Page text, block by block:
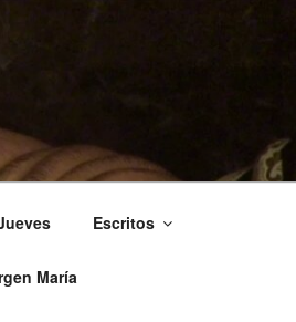
Escritos
María